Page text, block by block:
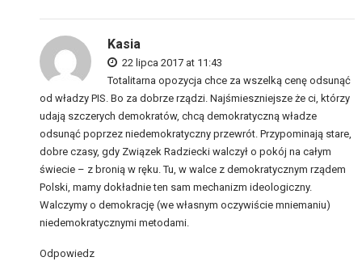
Kasia
22 lipca 2017 at 11:43
Totalitarna opozycja chce za wszelką cenę odsunąć
od władzy PIS. Bo za dobrze rządzi. Najśmieszniejsze że ci, którzy
udają szczerych demokratów, chcą demokratyczną władze
odsunąć poprzez niedemokratyczny przewrót. Przypominają stare,
dobre czasy, gdy Związek Radziecki walczył o pokój na całym
świecie – z bronią w ręku. Tu, w walce z demokratycznym rządem
Polski, mamy dokładnie ten sam mechanizm ideologiczny.
Walczymy o demokrację (we własnym oczywiście mniemaniu)
niedemokratycznymi metodami.
Odpowiedz